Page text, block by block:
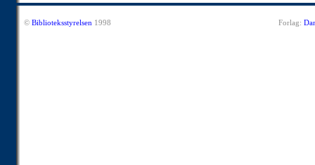
© Biblioteksstyrelsen 1998 Forlag: